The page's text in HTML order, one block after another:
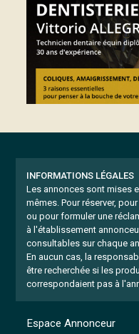
INFORMATIONS LÉGALES
Les annonces sont mises
mêmes. Pour réserver,
ou pour formuler une
à l'établissement
consultables sur chaque
En aucun cas, la
être recherchée si les
correspondaient pas à
Espace Annonceur